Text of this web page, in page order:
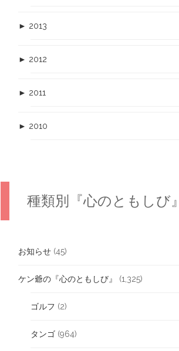
► 2013
► 2012
► 2011
► 2010
種類別『心のともしび』
お知らせ (45)
ケン爺の『心のともしび』 (1,325)
ゴルフ (2)
タンゴ (964)